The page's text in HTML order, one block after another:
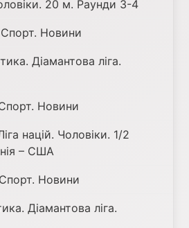
20 м. Раунди 3-4
Спорт. Новини
Діамантова ліга.
Новини
націй. Чоловіки. 1/2
– США
Новини
Діамантова ліга.